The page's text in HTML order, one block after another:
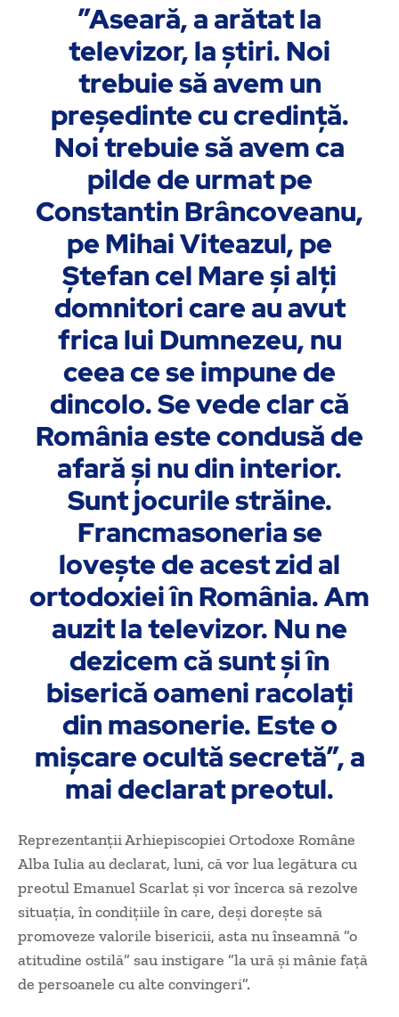
”Aseară, a arătat la
televizor, la ştiri. Noi
trebuie să avem un
preşedinte cu credinţă.
Noi trebuie să avem ca
pilde de urmat pe
Constantin Brâncoveanu,
pe Mihai Viteazul, pe
Ştefan cel Mare şi alţi
domnitori care au avut
frica lui Dumnezeu, nu
ceea ce se impune de
dincolo. Se vede clar că
România este condusă de
afară şi nu din interior.
Sunt jocurile străine.
Francmasoneria se
loveşte de acest zid al
ortodoxiei în România. Am
auzit la televizor. Nu ne
dezicem că sunt şi în
biserică oameni racolaţi
din masonerie. Este o
mişcare ocultă secretă”, a
mai declarat preotul.
Reprezentanţii Arhiepiscopiei Ortodoxe Române
Alba Iulia au declarat, luni, că vor lua legătura cu
preotul Emanuel Scarlat şi vor încerca să rezolve
situaţia, în condiţiile în care, deşi doreşte să
promoveze valorile bisericii, asta nu înseamnă ”o
atitudine ostilă” sau instigare ”la ură şi mânie faţă
de persoanele cu alte convingeri”.